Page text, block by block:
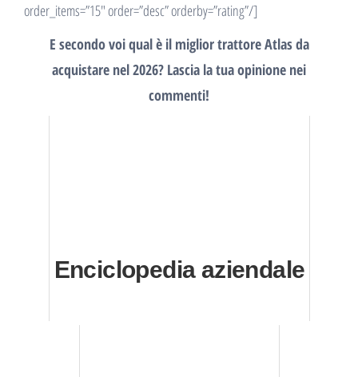
order_items=”15″ order=”desc” orderby=”rating”/]
E secondo voi qual è il miglior trattore Atlas da
acquistare nel 2026? Lascia la tua opinione nei
commenti!
Enciclopedia aziendale